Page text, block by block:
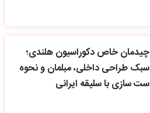
چیدمان خاص دکوراسیون هلندی؛
سبک طراحی داخلی، مبلمان و نحوه
ست سازی با سلیقه ایرانی